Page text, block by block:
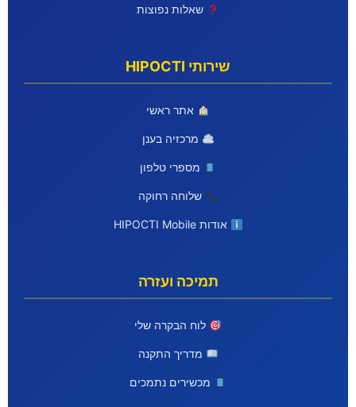
שאלות נפוצות
שירותי HIPOCTI
אתר ראשי
מרכזיה בענן
מספרי טלפון
שלוחה רחוקה
אודות HIPOCTI Mobile
תמיכה ועזרה
לוח הבקרה שלי
מדריך התקנה
מכשירים נתמכים